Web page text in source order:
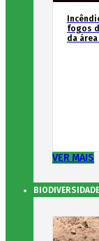
fogos
da
VER MAIS
BIODIVERSIDADE